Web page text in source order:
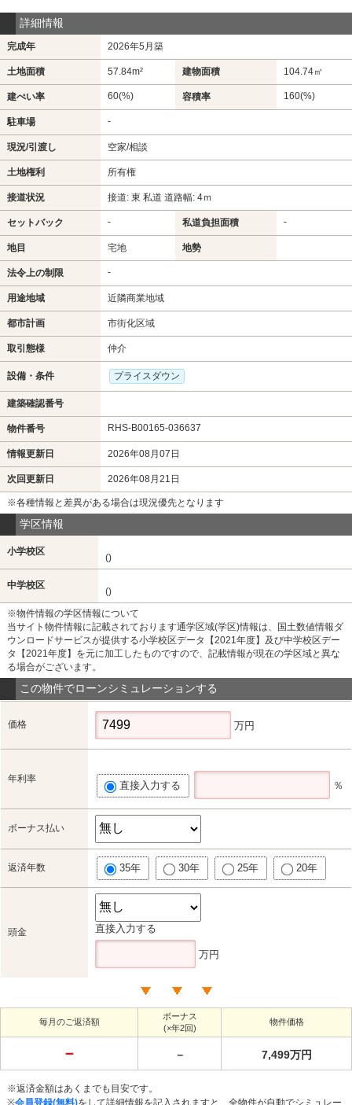
詳細情報
完成年 2026年5月築
土地面積 57.84m² 建物面積 104.74㎡
建ぺい率 60(%) 容積率 160(%)
駐車場 -
現況/引渡し 空家/相談
土地権利 所有権
接道状況 接道: 東 私道 道路幅: 4ｍ
セットバック - 私道負担面積 -
地目 宅地 地勢
法令上の制限 -
用途地域 近隣商業地域
都市計画 市街化区域
取引態様 仲介
設備・条件 プライスダウン
建築確認番号
物件番号 RHS-B00165-036637
情報更新日 2026年08月07日
次回更新日 2026年08月21日
※各種情報と差異がある場合は現況優先となります
学区情報
小学校区
()
中学校区
()
※物件情報の学区情報について
当サイト物件情報に記載されております通学区域(学区)情報は、国土数値情報ダ
ウンロードサービスが提供する小学校区データ【2021年度】及び中学校区デー
タ【2021年度】を元に加工したものですので、記載情報が現在の学区域と異な
る場合がございます。
この物件でローンシミュレーションする
価格 万円
年利率
直接入力する ％
ボーナス払い
返済年数 35年 30年 25年 20年
頭金 直接入力する
万円
毎月のご返済額
ボーナス
(×年2回)
物件価格
－ － 7,499万円
※返済金額はあくまでも目安です。
※会員登録(無料)をして詳細情報を記入されますと、全物件が自動でシミュレー